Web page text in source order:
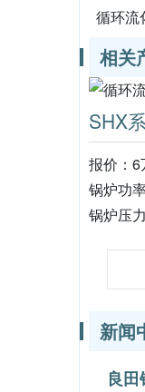
循环流
相关
SHX
报价：
锅炉功
锅炉压
新闻
良